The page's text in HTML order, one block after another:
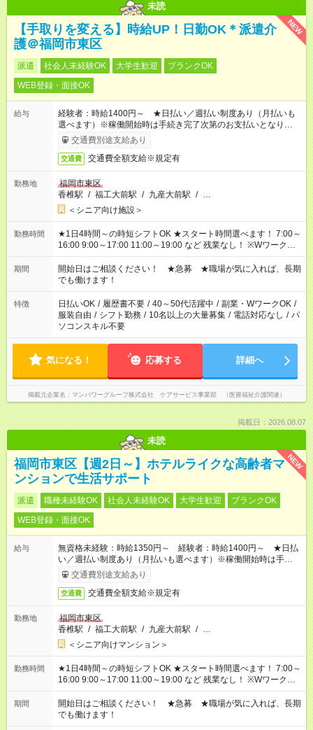
未読
NEW
【手取りを変える】時給UP！日勤OK＊派遣介
護＠福岡市東区
派遣 社会人未経験OK 大学生歓迎
ブランクOK
WEB登録・面接OK
給与
経験者：時給1400円～ ★日払い／週払い制度あり（月払いも
選べます）※稼働開始時は手続き完了次第のお支払いとなりま
す。交通費別途支給あり
交通費 交通費全額支給※規定有
勤務地
福岡市東区
香椎駅 / 福工大前駅 / 九産大前駅 / …
＜シニア向け施設＞
勤務時間
★1日4時間～の時短シフトOK ★スタート時間選べます！ 7:00～
16:00 9:00～17:00 11:00～19:00 など 残業なし！ ※Wワークの
場合、他のお仕事と合わせ週40時間超の就業はご案内できませ
ん ※法令に基づき、週20時間以上勤務は社会保険への加入対象
となります ※労働者派遣法（日雇い派遣の原則禁止）により、
短時間・短期間の就業はご案内が難しい場合があります
期間
開始日はご相談ください！ ★急募 ★職場が気に入れば、長期
でも働けます！
特徴 日払いOK / 履歴書不要 / 40～50代活躍中 / 副業・WワークOK /
服装自由 / シフト勤務 / 10名以上の大量募集 / 電話対応なし / パ
ソコンスキル不要
気になる！ 応募する 詳細へ
掲載元企業名 マンパワーグループ株式会社 ケアサービス事業部 （医療福祉介護関連）
掲載日：2026.08.07
未読
NEW
福岡市東区【週2日～】ホテルライクな高齢者マ
ンションで生活サポート
派遣 職種未経験OK 社会人未経験OK 大学生歓迎
ブランクOK
WEB登録・面接OK
給与
無資格未経験：時給1350円～ 経験者：時給1400円～ ★日払
い／週払い制度あり（月払いも選べます）※稼働開始時は手続き
完了次第のお支払いとなります。
交通費別途支給あり
交通費 交通費全額支給※規定有
勤務地
福岡市東区
香椎駅 / 福工大前駅 / 九産大前駅 / …
＜シニア向けマンション＞
勤務時間
★1日4時間～の時短シフトOK ★スタート時間選べます！ 7:00～
16:00 9:00～17:00 11:00～19:00 など 残業なし！ ※Wワークの
場合、他のお仕事と合わせ週40時間超の就業はご案内できませ
ん ※法令に基づき、週20時間以上勤務は社会保険への加入対象
となります ※労働者派遣法（日雇い派遣の原則禁止）により、
短時間・短期間の就業はご案内が難しい場合があります
期間
開始日はご相談ください！ ★急募 ★職場が気に入れば、長期
でも働けます！